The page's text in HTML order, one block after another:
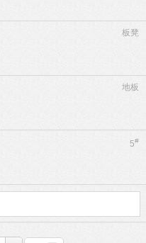
板凳
地板
5#